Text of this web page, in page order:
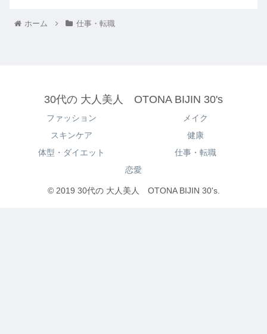
ホーム 仕事・転職
30代の 大人美人 OTONA BIJIN 30's
ファッション
メイク
スキンケア
健康
体型・ダイエット
仕事・転職
恋愛
© 2019 30代の 大人美人 OTONA BIJIN 30's.